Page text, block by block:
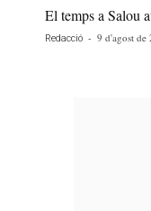
El temps a Salou
Redacció - 9 d'agost de